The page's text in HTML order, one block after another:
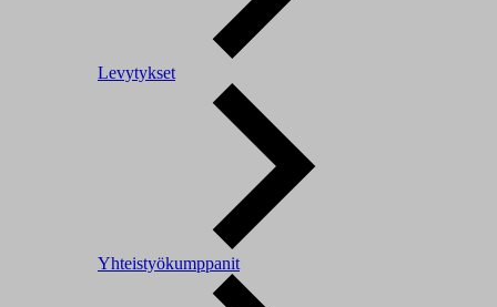
Levytykset
Yhteistyökumppanit